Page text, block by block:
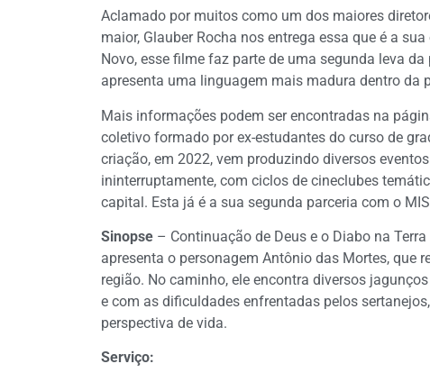
Aclamado por muitos como um dos maiores
maior, Glauber Rocha nos entrega essa que é a
Novo, esse filme faz parte de uma segunda leva
apresenta uma linguagem mais madura dentro da
Mais informações podem ser encontradas na
coletivo formado por ex-estudantes do curso de
criação, em 2022, vem produzindo diversos
ininterruptamente, com ciclos de cineclubes
capital. Esta já é a sua segunda parceria com o
Sinopse – Continuação de Deus e o Diabo na
apresenta o personagem Antônio das Mortes, que
região. No caminho, ele encontra diversos
e com as dificuldades enfrentadas pelos
perspectiva de vida.
Serviço: